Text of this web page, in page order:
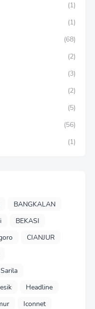
(1)
(1)
(68)
(2)
(3)
(2)
(5)
(56)
(1)
BANGKALAN
BEKASI
CIANJUR
Headline
Iconnet